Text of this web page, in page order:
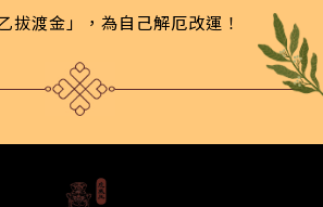
拔渡金」，為自己解厄改運！